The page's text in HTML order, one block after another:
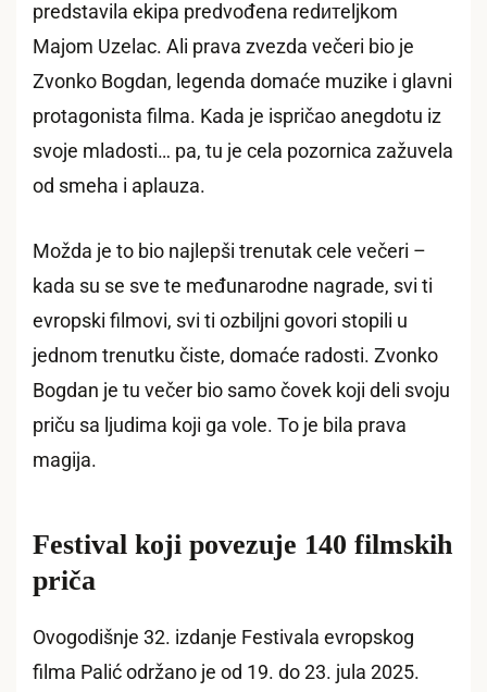
predstavila ekipa predvođena redитeljkom
Majom Uzelac. Ali prava zvezda večeri bio je
Zvonko Bogdan, legenda domaće muzike i glavni
protagonista filma. Kada je ispričao anegdotu iz
svoje mladosti… pa, tu je cela pozornica zažuvela
od smeha i aplauza.
Možda je to bio najlepši trenutak cele večeri –
kada su se sve te međunarodne nagrade, svi ti
evropski filmovi, svi ti ozbiljni govori stopili u
jednom trenutku čiste, domaće radosti. Zvonko
Bogdan je tu večer bio samo čovek koji deli svoju
priču sa ljudima koji ga vole. To je bila prava
magija.
Festival koji povezuje 140 filmskih
priča
Ovogodišnje 32. izdanje Festivala evropskog
filma Palić održano je od 19. do 23. jula 2025.